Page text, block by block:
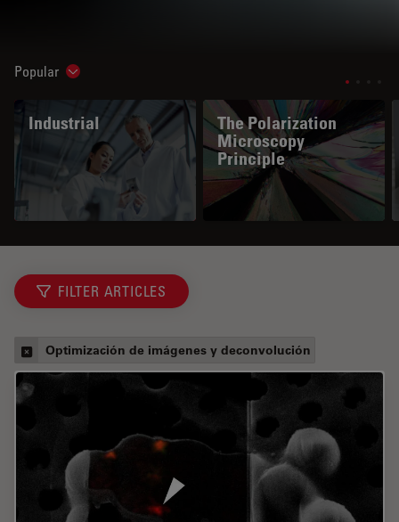
Popular Show subnavigation
Industrial
The Polarization
Microscopy
Principle
FILTER ARTICLES
Optimización de imágenes y deconvolución